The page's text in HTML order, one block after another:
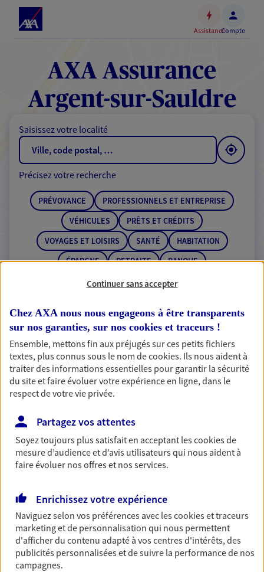
Accéder
contenu
principal
Accéder
au
de
AssistanceCompte
AXA Assurance
Argent-sur-Sauldre
Saisissez votre localité
RECHERCHER
Précisez votre recherche
PRÉVOYANCE
PROFESSIONNELS ET ENTREPRISE
VÉHICULES
PRÊTS ET CRÉDITS
VOYAGES ET LOISIRS
SANTÉ
HABITATION
ÉPARGNE
RETRAITE BANQUE
1 résultat correspond à votre
recherche
Passer les
résultats
Sandrine Babault
France
23 Rue Nationale, 18410 Argent Sur Sauldre
Agence accessible
Horaires : Fermé
Ouvre demain à 09:00
Continuer sans accepter
Chez AXA nous nous engageons à être transparents
sur nos garanties, sur nos cookies et traceurs !
Ensemble, mettons fin aux préjugés sur ces petits fichiers
textes, plus connus sous le nom decookies. Ils nous aident à
traiter des informations essentielles pour garantir la sécurité
du site et faire évoluer votre expérience en ligne, dans le
respect de votre vie privée.
Partagez vos attentes
Soyez toujours plus satisfait en acceptant lescookiesde
mesure d’audience et d’avis utilisateurs qui nous aident à
faire évoluer nos offres et nos services.
Enrichissez votre expérience
Naviguez selon vos préférences avec lescookies et traceurs
marketing et de personnalisation qui nous permettent
d'afficher du contenu adapté à vos centres d'intérêts, des
publicités personnalisées et de suivre la performance de nos
campagnes.